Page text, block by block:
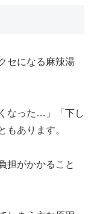
セになる麻辣湯
なった…」「下し
あります。
担がかかること